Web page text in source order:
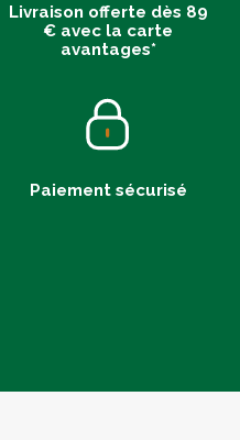
Livraison offerte dès 89
€ avec la carte
avantages*
Paiement sécurisé